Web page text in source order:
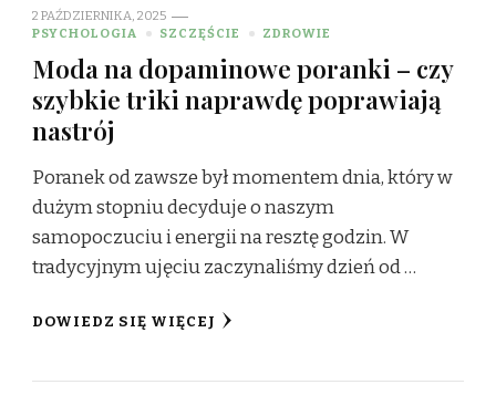
2 PAŹDZIERNIKA, 2025
PSYCHOLOGIA
SZCZĘŚCIE ZDROWIE
Moda na dopaminowe poranki – czy
szybkie triki naprawdę poprawiają
nastrój
Poranek od zawsze był momentem dnia, który w
dużym stopniu decyduje o naszym
samopoczuciu i energii na resztę godzin. W
tradycyjnym ujęciu zaczynaliśmy dzień od …
DOWIEDZ SIĘ WIĘCEJ